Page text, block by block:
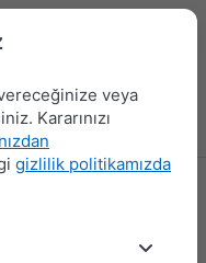
Giriş yap
veya
Kararınızı
gizlilik politikamızda